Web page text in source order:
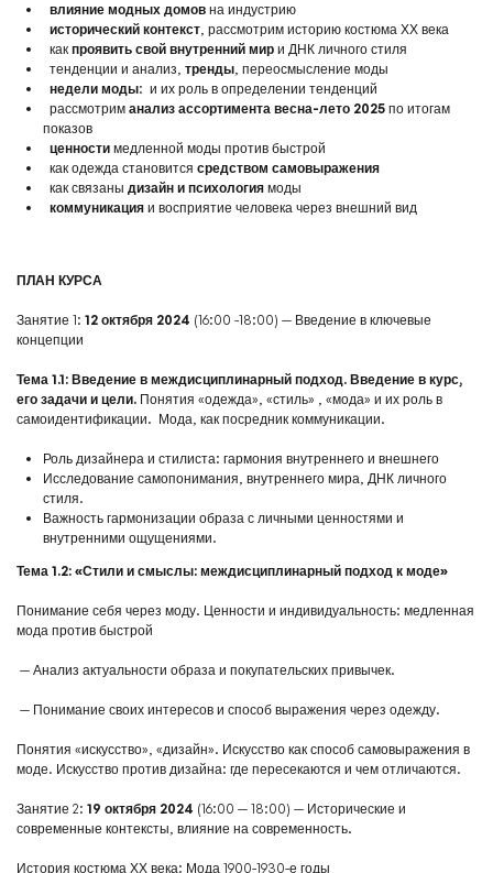
влияние модных домов на индустрию
исторический контекст, рассмотрим историю костюма ХХ века
как проявить свой внутренний мир и ДНК личного стиля
тенденции и анализ, тренды, переосмысление моды
недели моды: и их роль в определении тенденций
рассмотрим анализ ассортимента весна-лето 2025 по итогам
показов
ценности медленной моды против быстрой
как одежда становится средством самовыражения
как связаны дизайн и психология моды
коммуникация и восприятие человека через внешний вид
ПЛАН КУРСА
Занятие 1: 12 октября 2024 (16:00 -18:00) — Введение в ключевые
концепции
Тема 1.1: Введение в междисциплинарный подход. Введение в курс,
его задачи и цели. Понятия «одежда», «стиль» , «мода» и их роль в
самоидентификации. Мода, как посредник коммуникации.
Роль дизайнера и стилиста: гармония внутреннего и внешнего
Исследование самопонимания, внутреннего мира, ДНК личного
стиля.
Важность гармонизации образа с личными ценностями и
внутренними ощущениями.
Тема 1.2: «Стили и смыслы: междисциплинарный подход к моде»
Понимание себя через моду. Ценности и индивидуальность: медленная
мода против быстрой
— Анализ актуальности образа и покупательских привычек.
— Понимание своих интересов и способ выражения через одежду.
Понятия «искусство», «дизайн». Искусство как способ самовыражения в
моде. Искусство против дизайна: где пересекаются и чем отличаются.
Занятие 2: 19 октября 2024 (16:00 — 18:00) — Исторические и
современные контексты, влияние на современность.
История костюма ХХ века: Мода 1900-1930-е годы